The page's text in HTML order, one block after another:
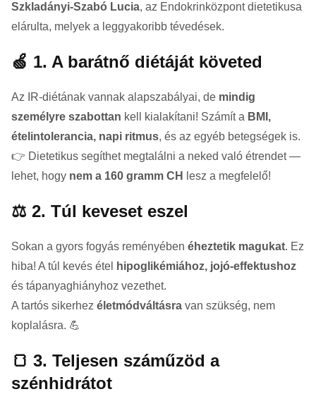
Szkladányi-Szabó Lucia, az Endokrinközpont dietetikusa
elárulta, melyek a leggyakoribb tévedések.
🍏 1. A barátnő diétáját követed
Az IR-diétának vannak alapszabályai, de mindig
személyre szabottan kell kialakítani! Számít a BMI,
ételintolerancia, napi ritmus, és az egyéb betegségek is.
👉 Dietetikus segíthet megtalálni a neked való étrendet —
lehet, hogy nem a 160 gramm CH lesz a megfelelő!
⚖️ 2. Túl keveset eszel
Sokan a gyors fogyás reményében éheztetik magukat. Ez
hiba! A túl kevés étel
hipoglikémiához, jojó-effektushoz
és tápanyaghiányhoz vezethet.
A tartós sikerhez életmódváltásra van szükség, nem
koplalásra. 💪
🍞 3. Teljesen száműzöd a
szénhidrátot